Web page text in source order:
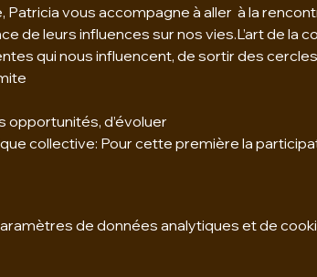
vous accompagne à aller  à la
de leurs influences sur nos vies.L’art de la
qui nous influencent, de sortir des
opportunités, d’évoluer
collective: Pour cette première la
de données analytiques et de